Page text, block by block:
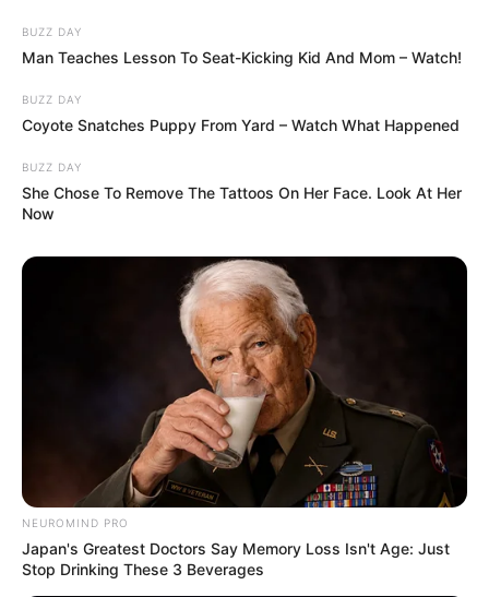
BUZZ DAY
Man Teaches Lesson To Seat-Kicking Kid And Mom – Watch!
BUZZ DAY
Coyote Snatches Puppy From Yard – Watch What Happened
BUZZ DAY
She Chose To Remove The Tattoos On Her Face. Look At Her
Now
NEUROMIND PRO
Japan's Greatest Doctors Say Memory Loss Isn't Age: Just
Stop Drinking These 3 Beverages